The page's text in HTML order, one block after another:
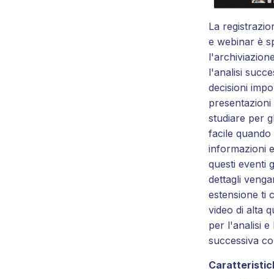
La
e webinar è
l'analisi
decisioni
studiare per
facile
informazioni
questi eventi
dettagli
estensione ti
video di alta
per l'analisi e
successiva